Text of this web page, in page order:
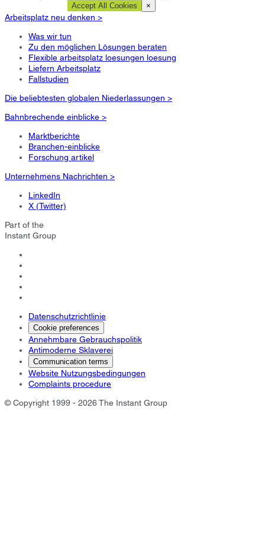
Accept All Cookies ×
Arbeitsplatz neu denken >
Was wir tun
Zu den möglichen Lösungen beraten
Flexible arbeitsplatz loesungen loesung
Liefern Arbeitsplatz
Fallstudien
Die beliebtesten globalen Niederlassungen >
Bahnbrechende einblicke >
Marktberichte
Branchen-einblicke
Forschung artikel
Unternehmens Nachrichten >
LinkedIn
X (Twitter)
Part of the
Instant Group
Datenschutzrichtlinie
Cookie preferences
Annehmbare Gebrauchspolitik
Antimoderne Sklaverei
Communication terms
Website Nutzungsbedingungen
Complaints procedure
© Copyright 1999 - 2026 The Instant Group